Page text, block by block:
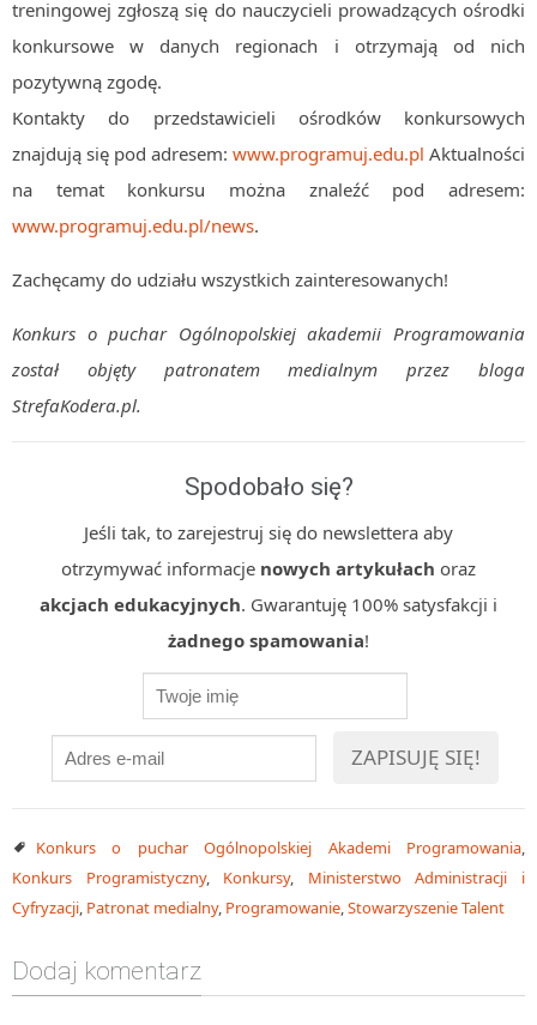
treningowej zgłoszą się do nauczycieli prowadzących ośrodki
konkursowe w danych regionach i otrzymają od nich
pozytywną zgodę.
Kontakty do przedstawicieli ośrodków konkursowych
znajdują się pod adresem: www.programuj.edu.pl Aktualności
na temat konkursu można znaleźć pod adresem:
www.programuj.edu.pl/news.
Zachęcamy do udziału wszystkich zainteresowanych!
Konkurs o puchar Ogólnopolskiej akademii Programowania
został objęty patronatem medialnym przez bloga
StrefaKodera.pl.
Spodobało się?
Jeśli tak, to zarejestruj się do newslettera aby
otrzymywać informacje nowych artykułach oraz
akcjach edukacyjnych. Gwarantuję 100% satysfakcji i
żadnego spamowania!
Konkurs o puchar Ogólnopolskiej Akademi Programowania,
Konkurs Programistyczny, Konkursy, Ministerstwo Administracji i
Cyfryzacji, Patronat medialny, Programowanie,Stowarzyszenie Talent
Dodaj komentarz